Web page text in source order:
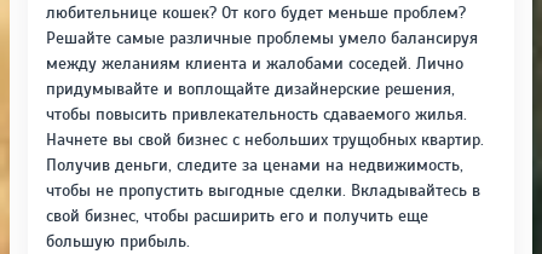
любительнице кошек? От кого будет меньше проблем?
Решайте самые различные проблемы умело балансируя
между желаниям клиента и жалобами соседей. Лично
придумывайте и воплощайте дизайнерские решения,
чтобы повысить привлекательность сдаваемого жилья.
Начнете вы свой бизнес с небольших трущобных квартир.
Получив деньги, следите за ценами на недвижимость,
чтобы не пропустить выгодные сделки. Вкладывайтесь в
свой бизнес, чтобы расширить его и получить еще
большую прибыль.